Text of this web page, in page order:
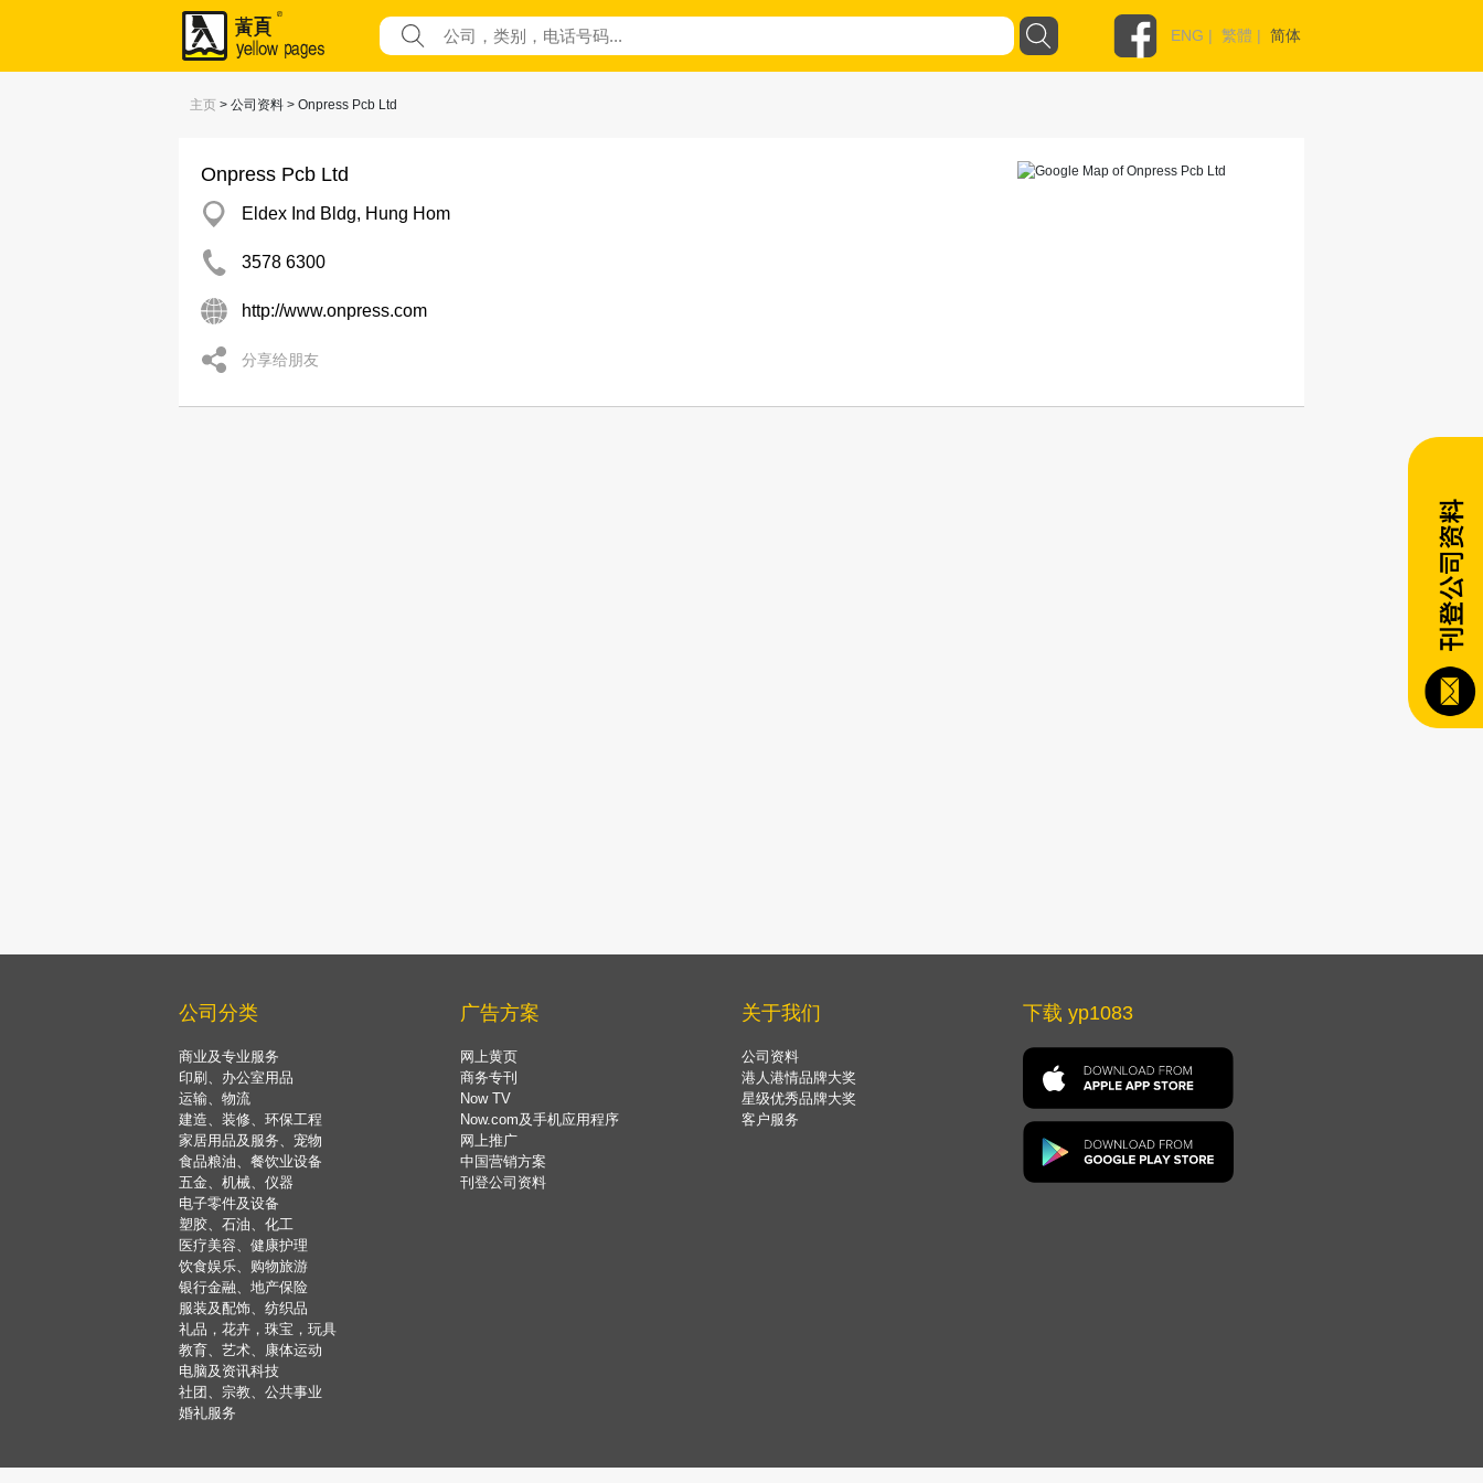
ENG | 繁體 | 简体
主页 > 公司资料 > Onpress Pcb Ltd
Onpress Pcb Ltd
Eldex Ind Bldg, Hung Hom
3578 6300
http://www.onpress.com
分享给朋友
公司分类
商业及专业服务
印刷、办公室用品
运输、物流
建造、装修、环保工程
家居用品及服务、宠物
食品粮油、餐饮业设备
五金、机械、仪器
电子零件及设备
塑胶、石油、化工
医疗美容、健康护理
饮食娱乐、购物旅游
银行金融、地产保险
服装及配饰、纺织品
礼品，花卉，珠宝，玩具
教育、艺术、康体运动
电脑及资讯科技
社团、宗教、公共事业
婚礼服务
广告方案
网上黄页
商务专刊
Now TV
Now.com及手机应用程序
网上推广
中国营销方案
刊登公司资料
关于我们
公司资料
港人港情品牌大奖
星级优秀品牌大奖
客户服务
下载 yp1083